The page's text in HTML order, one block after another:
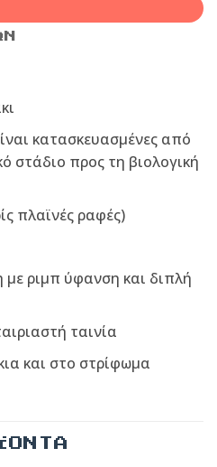
κατασκευασμένες από
στάδιο προς τη βιολογική
πλαϊνές ραφές)
ριμπ ύφανση και διπλή
ταινία
και στο στρίφωμα